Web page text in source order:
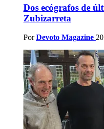
Dos ecógrafos de
Zubizarreta
Por Devoto Magazine